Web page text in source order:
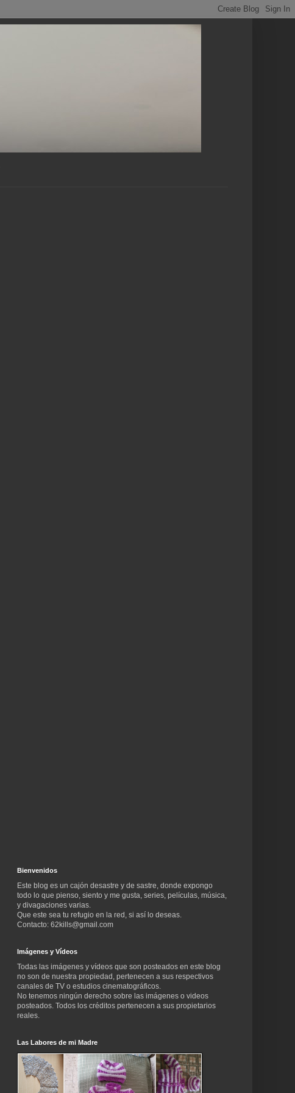
Bienvenidos
Este blog es un cajón desastre y de sastre, donde expongo
todo lo que pienso, siento y me gusta, series, películas, música,
y divagaciones varias.
Que este sea tu refugio en la red, si así lo deseas.
Contacto: 62kills@gmail.com
Imágenes y Vídeos
Todas las imágenes y vídeos que son posteados en este blog
no son de nuestra propiedad, pertenecen a sus respectivos
canales de TV o estudios cinematográficos.
No tenemos ningún derecho sobre las imágenes o videos
posteados. Todos los créditos pertenecen a sus propietarios
reales.
Las Labores de mi Madre